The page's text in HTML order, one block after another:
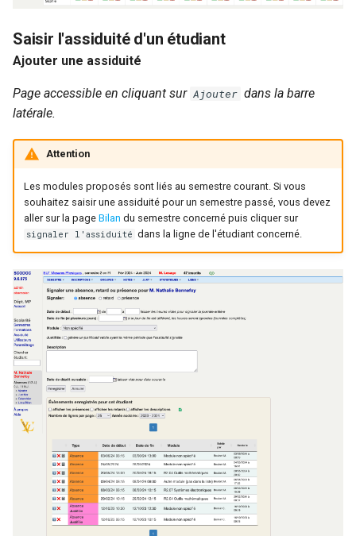
Saisir l'assiduité d'un étudiant
Ajouter une assiduité
Page accessible en cliquant sur Ajouter dans la barre
latérale.
Attention
Les modules proposés sont liés au semestre courant. Si vous
souhaitez saisir une assiduité pour un semestre passé, vous devez
aller sur la page Bilan du semestre concerné puis cliquer sur
signaler l'assiduité dans la ligne de l'étudiant concerné.